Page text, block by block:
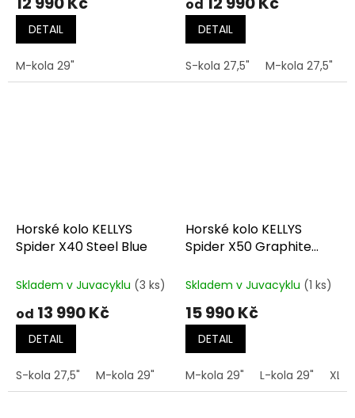
DETAIL
M-kola 29"
od
DETAIL
S-kola 27,5" M-kola 27,5"
Horské kolo KELLYS
Spider X40 Steel Blue
Skladem v Juvacyklu (3 ks)
od 13 990 Kč
DETAIL
S-kola 27,5" M-kola 29" L-kola 29"
Horské kolo KELLYS
Spider X50 Graphite
Skladem v Juvacyklu (1 ks)
15 990 Kč
DETAIL
M-kola 29" L-kola 29" XL-